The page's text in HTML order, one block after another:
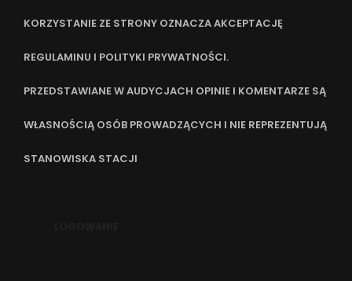
KORZYSTANIE ZE STRONY OZNACZA AKCEPTACJĘ
REGULAMINU I POLITYKI PRYWATNOŚCI.
PRZEDSTAWIANE W AUDYCJACH OPINIE I KOMENTARZE SĄ
WŁASNOŚCIĄ OSÓB PROWADZĄCYCH I NIE REPREZENTUJĄ
STANOWISKA STACJI